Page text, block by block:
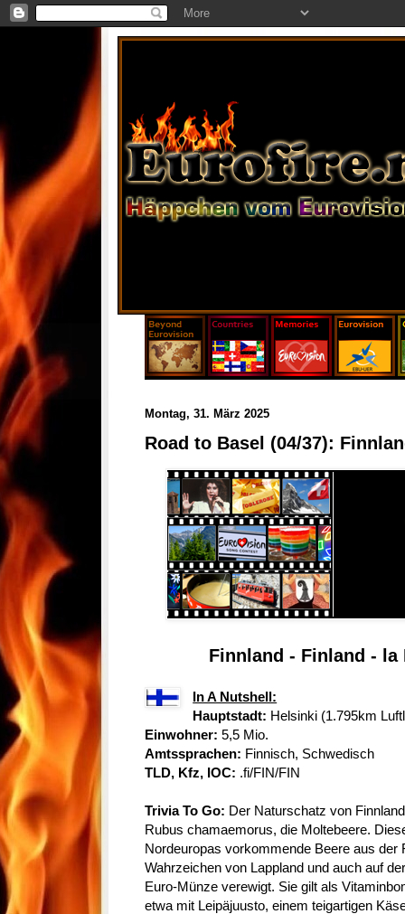
Montag, 31. März 2025
Road to Basel (04/37):
Finnland - Finland - la
In A Nutshell:
Hauptstadt: Helsinki (1.795km
Einwohner: 5,5 Mio.
Amtssprachen: Finnisch, Schwedisch
TLD, Kfz, IOC: .fi/FIN/FIN
Trivia To Go: Der Naturschatz von
Rubus chamaemorus, die Moltebeere.
Nordeuropas vorkommende Beere aus
Wahrzeichen von Lappland und auch auf
Euro-Münze verewigt. Sie gilt als
etwa mit Leipäjuusto, einem teigartigen